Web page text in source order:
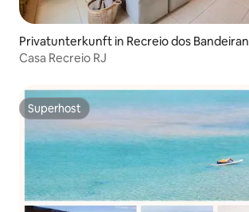
Privatunterkunft in Recreio dos
Casa Recreio RJ
Superhost
Superhost